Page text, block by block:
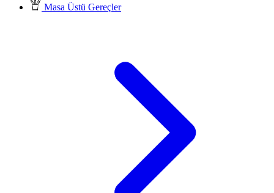
Masa Üstü Gereçler